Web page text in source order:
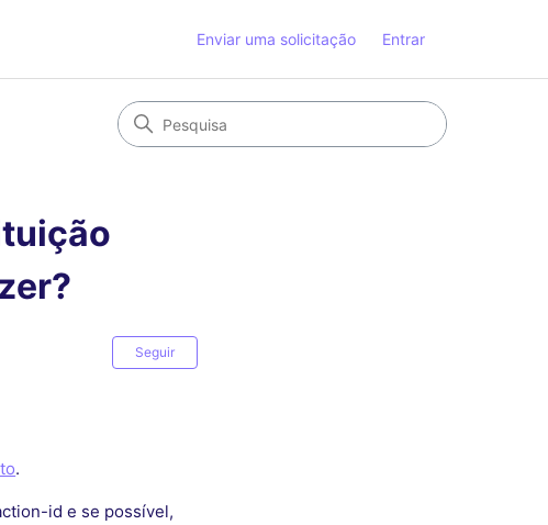
Enviar uma solicitação Entrar
Seguir
.
id e se possível,